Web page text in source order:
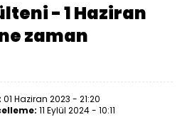
- 1 Haziran
zaman
01 Haziran 2023 - 21:20
11 Eylül 2024 - 10:11